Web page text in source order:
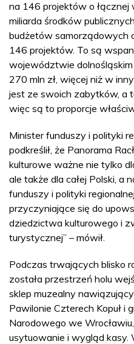
na 146 projektów o łącznej
miliarda środków
budżetów samorządowych
146 projektów. To są
województwie
270 mln zł, więcej niż w
jest ze swoich zabytków, a
więc są to proporcje
Minister funduszy i polityki
podkreślił, że Panorama
kulturowe ważne nie tylko
ale także dla całej Polski, a
funduszy i polityki
przyczyniające się do
dziedzictwa kulturowego i
turystycznej” – mówił.
Podczas trwających blisko
została przestrzeń holu
sklep muzealny
Pawilonie Czterech Kopuł i
Narodowego we
usytuowanie i wygląd kasy.